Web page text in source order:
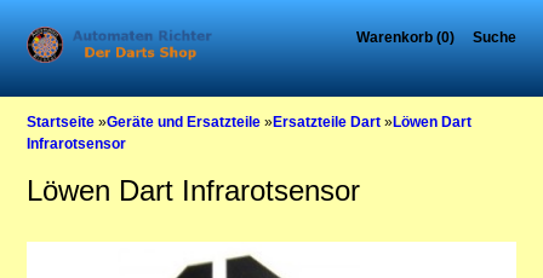
Warenkorb (0) Suche
Startseite »Geräte und Ersatzteile »Ersatzteile Dart »Löwen Dart
Infrarotsensor
Löwen Dart Infrarotsensor